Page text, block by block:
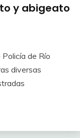
y abigeato
de Río
diversas